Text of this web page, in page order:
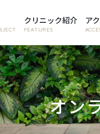
クリニック紹介
FEATURES
ア
オン